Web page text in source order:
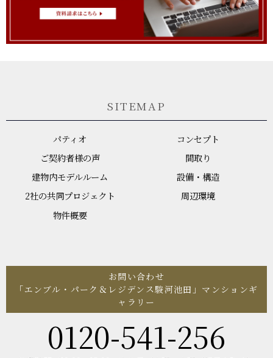
SITEMAP
パティオ
コンセプト
ご契約者様の声
間取り
建物内モデルルーム
設備・構造
2社の共同プロジェクト
周辺環境
物件概要
お問い合わせ
「エンブル・パーク＆レジデンス駿河池田」マンションギ
ャラリー
0120-541-256